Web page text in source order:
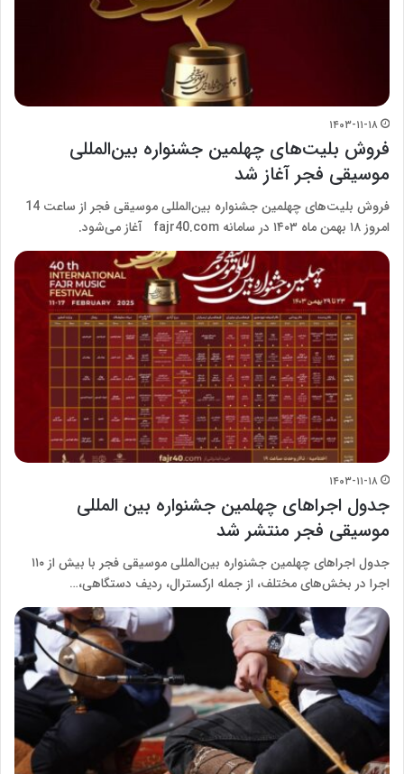
۱۴۰۳-۱۱-۱۸
فروش بلیت‌های چهلمین جشنواره بین‌المللی
موسیقی فجر آغاز شد
فروش بلیت‌های چهلمین جشنواره بین‌المللی موسیقی فجر از ساعت 14
امروز ۱۸ بهمن ماه ۱۴۰۳ در سامانه fajr40.com آغاز می‌شود.
۱۴۰۳-۱۱-۱۸
جدول اجراهای چهلمین جشنواره بین المللی
موسیقی فجر منتشر شد
جدول اجراهای چهلمین جشنواره بین‌المللی موسیقی فجر با بیش از ۱۱۰
اجرا در بخش‌های مختلف، از جمله ارکسترال، ردیف دستگاهی،…